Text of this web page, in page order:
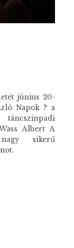
június 20-
Napok ? a
Albert A
sikerű